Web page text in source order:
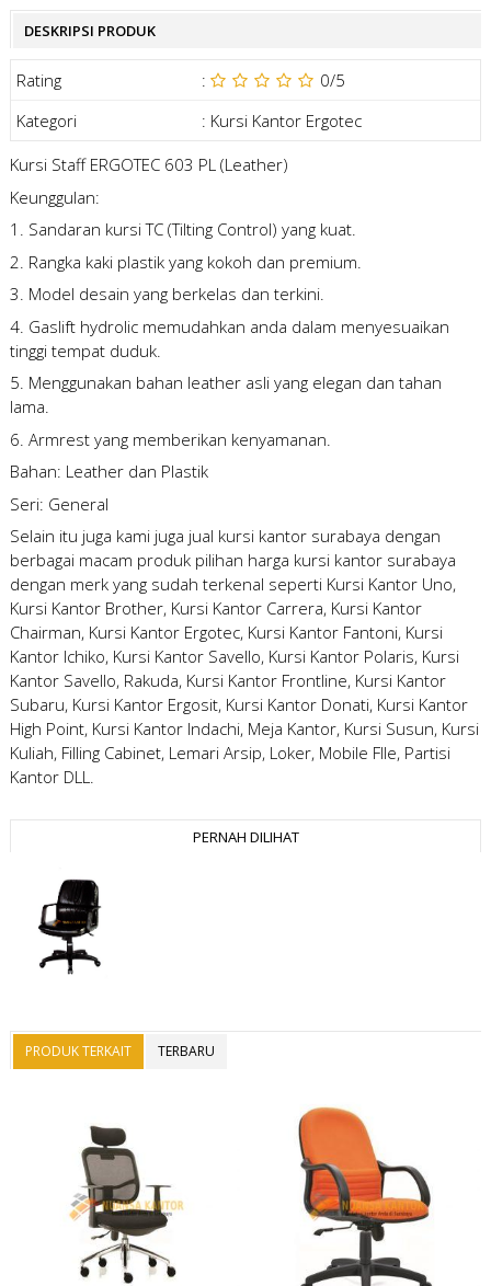
DESKRIPSI PRODUK
Rating : 0/5
Kategori
: Kursi Kantor Ergotec
Kursi Staff ERGOTEC 603 PL (Leather)
Keunggulan:
1. Sandaran kursi TC (Tilting Control) yang kuat.
2. Rangka kaki plastik yang kokoh dan premium.
3. Model desain yang berkelas dan terkini.
4. Gaslift hydrolic memudahkan anda dalam menyesuaikan
tinggi tempat duduk.
5. Menggunakan bahan leather asli yang elegan dan tahan
lama.
6. Armrest yang memberikan kenyamanan.
Bahan: Leather dan Plastik
Seri: General
Selain itu juga kami juga jual kursi kantor surabaya dengan
berbagai macam produk pilihan harga kursi kantor surabaya
dengan merk yang sudah terkenal seperti Kursi Kantor Uno,
Kursi Kantor Brother, Kursi Kantor Carrera, Kursi Kantor
Chairman, Kursi Kantor Ergotec, Kursi Kantor Fantoni, Kursi
Kantor Ichiko, Kursi Kantor Savello, Kursi Kantor Polaris, Kursi
Kantor Savello, Rakuda, Kursi Kantor Frontline, Kursi Kantor
Subaru, Kursi Kantor Ergosit, Kursi Kantor Donati, Kursi Kantor
High Point, Kursi Kantor Indachi, Meja Kantor, Kursi Susun, Kursi
Kuliah, Filling Cabinet, Lemari Arsip, Loker, Mobile FIle, Partisi
Kantor DLL.
PERNAH DILIHAT
PRODUK TERKAIT TERBARU